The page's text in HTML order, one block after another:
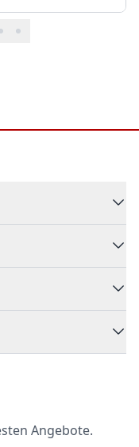
Angebote.